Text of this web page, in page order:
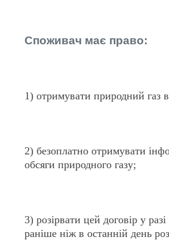
Споживач має право:
1) отримувати природний газ
2) безоплатно отримувати
обсяги природного газу;
3) розірвати цей договір у
раніше ніж в останній день